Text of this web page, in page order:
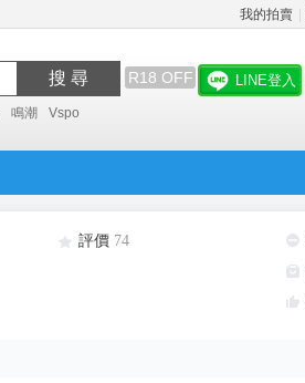
我的拍賣
搜 尋 R18 OFF
鳴潮 Vspo
LINE登入
評價 74